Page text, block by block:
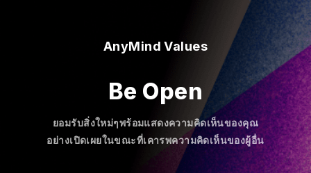
AnyMind Values
Be Open
ยอมรับสิ่งใหม่ๆพร้อมแสดงความคิดเห็นของคุณ
อย่างเปิดเผยในขณะที่เคารพความคิดเห็นของผู้อื่น